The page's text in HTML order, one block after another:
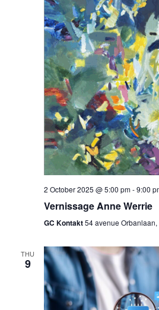
2 October 2025 @ 5:00 pm-9:00
Vernissage Anne Werrie
GC Kontakt54 avenue
THU
9